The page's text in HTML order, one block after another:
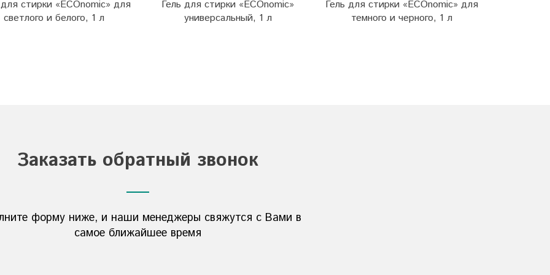
стирки «ECOnomic» для
светлого и белого, 1 л
Гель для стирки «ECOnomic»
универсальный, 1 л
Гель для стирки «ECOnomic» для
темного и черного, 1 л
Заказать обратный звонок
форму ниже, и наши менеджеры свяжутся с Вами в
самое ближайшее время